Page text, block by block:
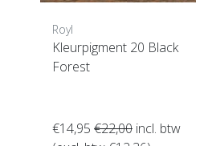
Royl
Kleurpigment 20 Black
Forest
€14,95 €22,00 incl. btw